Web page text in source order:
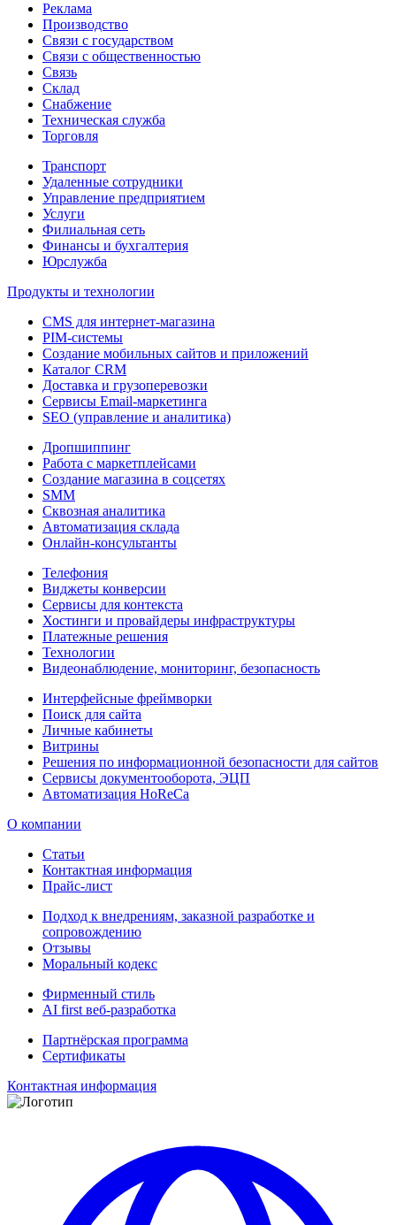
Реклама
Производство
Связи с государством
Связи с общественностью
Связь
Склад
Снабжение
Техническая служба
Торговля
Транспорт
Удаленные сотрудники
Управление предприятием
Услуги
Филиальная сеть
Финансы и бухгалтерия
Юрслужба
Продукты и технологии
CMS для интернет-магазина
PIM-системы
Создание мобильных сайтов и приложений
Каталог CRM
Доставка и грузоперевозки
Сервисы Email-маркетинга
SEO (управление и аналитика)
Дропшиппинг
Работа с маркетплейсами
Создание магазина в соцсетях
SMM
Сквозная аналитика
Автоматизация склада
Онлайн-консультанты
Телефония
Виджеты конверсии
Сервисы для контекста
Хостинги и провайдеры инфраструктуры
Платежные решения
Технологии
Видеонаблюдение, мониторинг, безопасность
Интерфейсные фреймворки
Поиск для сайта
Личные кабинеты
Витрины
Решения по информационной безопасности для сайтов
Сервисы документооборота, ЭЦП
Автоматизация HoReCa
О компании
Статьи
Контактная информация
Прайс-лист
Подход к внедрениям, заказной разработке и
сопровождению
Отзывы
Моральный кодекс
Фирменный стиль
AI first веб-разработка
Партнёрская программа
Сертификаты
Контактная информация